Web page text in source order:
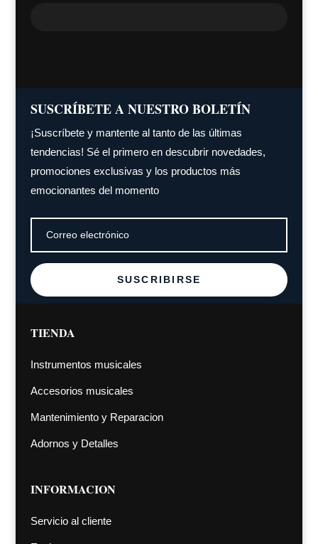
SUSCRÍBETE A NUESTRO BOLETÍN
¡Suscríbete y mantente al tanto de las últimas
tendencias! Sé el primero en descubrir novedades,
promociones exclusivas y los productos más
emocionantes del momento
SUSCRIBIRSE
TIENDA
Instrumentos musicales
Accesorios musicales
Mantenimiento y Reparacion
Adornos y Detalles
INFORMACION
Servicio al cliente